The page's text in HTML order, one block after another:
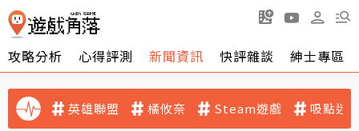
攻略分析 心得評測 新聞資訊 快評雜談 紳士專區
英雄聯盟 橘攸奈 Steam遊戲 吸點迷